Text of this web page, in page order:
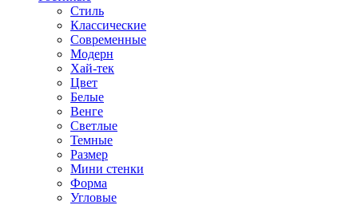
Стиль
Классические
Современные
Модерн
Хай-тек
Цвет
Белые
Венге
Светлые
Темные
Размер
Мини стенки
Форма
Угловые